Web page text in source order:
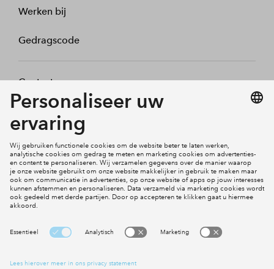
Werken bij
Gedragscode
Contact
Mijn profiel
Social Media
Cookies